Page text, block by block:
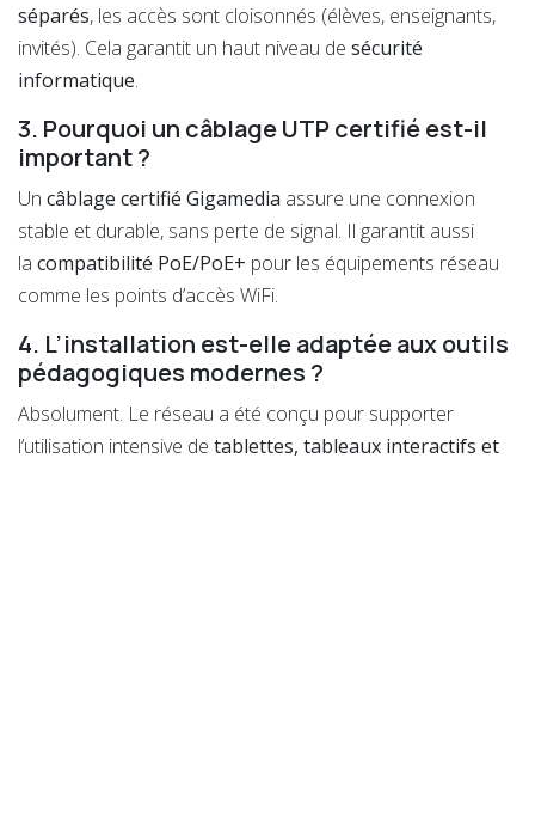
séparés, les accès sont cloisonnés (élèves, enseignants,
invités). Cela garantit un haut niveau de sécurité
informatique.
3. Pourquoi un câblage UTP certifié est-il
important ?
Un câblage certifié Gigamedia assure une connexion
stable et durable, sans perte de signal. Il garantit aussi
la compatibilité PoE/PoE+ pour les équipements réseau
comme les points d’accès WiFi.
4. L’installation est-elle adaptée aux outils
pédagogiques modernes ?
Absolument. Le réseau a été conçu pour supporter
l’utilisation intensive de tablettes, tableaux interactifs et